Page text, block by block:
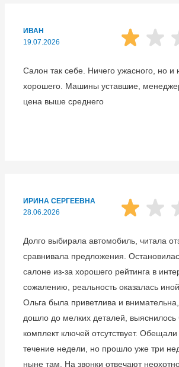
ИВАН
19.07.2026
Салон так себе. Ничего ужасного, но и
хорошего. Машины уставшие,
цена выше среднего
ИРИНА СЕРГЕЕВНА
28.06.2026
Долго выбирала автомобиль, читала
сравнивала предложения.
салоне из-за хорошего рейтинга в
сожалению, реальность оказалась
Ольга была приветлива и
дошло до мелких деталей, выяснилось
комплект ключей отсутствует. Обещали
течение недели, но прошло уже три
ныне там. На звонки отвечают